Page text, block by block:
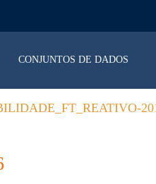
CONJUNTOS DE DADOS